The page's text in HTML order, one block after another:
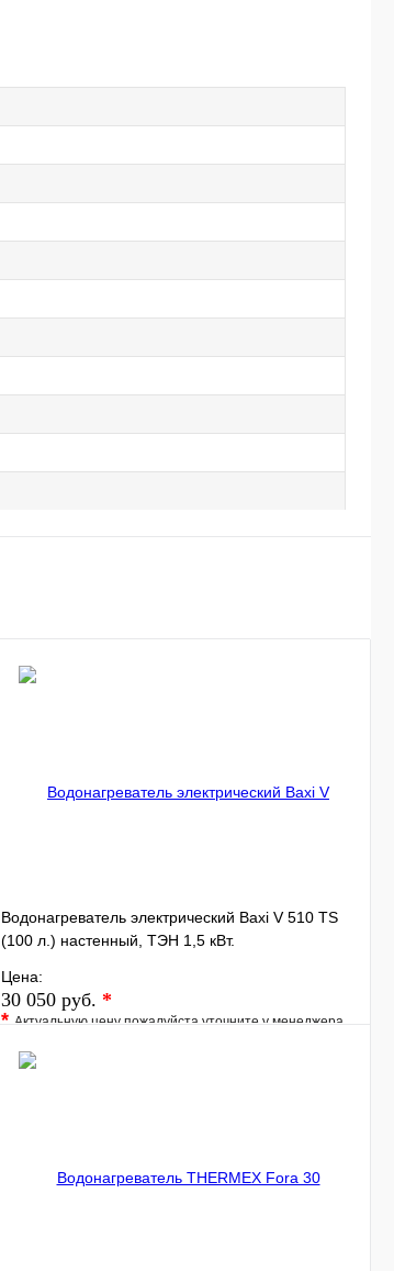
Водонагреватель электрический Baxi V 510 TS
(100 л.) настенный, ТЭН 1,5 кВт.
Цена:
30 050 руб. *
*Актуальную цену пожалуйста уточните у менеджера
В избранное